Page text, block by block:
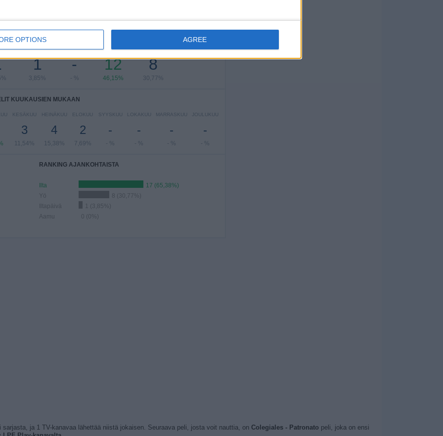
OPTIONS AGREE
TORSTAI
1
3,85%
PERJANTAI
-
- %
LAUANTAI
12
46,15%
SUKUPUOLI
8
30,77%
KUUKAUSIEN MUKAAN
KESÄKUU
3
11,54%
HEINÄKUU
4
15,38%
ELOKUU
2
7,69%
SYYSKUU
-
- %
LOKAKUU
-
- %
MARRASKUU
-
- %
JOULUKUU
-
- %
RANKING AJANKOHTAISTA
Ilta
17 (65,38%)
Yö
8 (30,77%)
Iltapäivä
1 (3,85%)
Aamu
0 (0%)
ja 1 TV-kanavaa lähettää niistä jokaisen. Seuraava peli, josta voit nauttia, on Colegiales - Patronato peli, joka on ensi